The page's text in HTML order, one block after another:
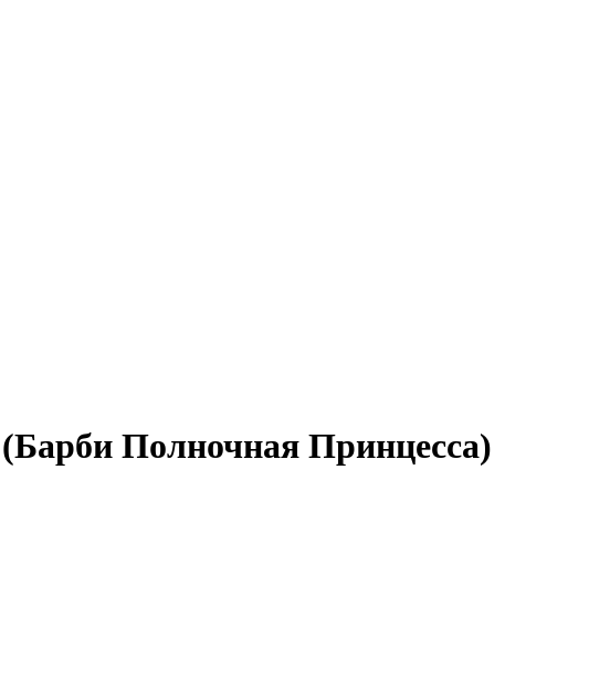
Полночная Принцесса)